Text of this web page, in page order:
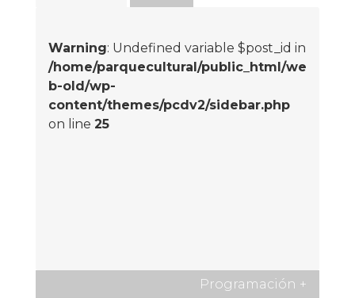
Warning: Undefined variable $post_id in
/home/parquecultural/public_html/we
b-old/wp-
content/themes/pcdv2/sidebar.php
on line 25
Programación +